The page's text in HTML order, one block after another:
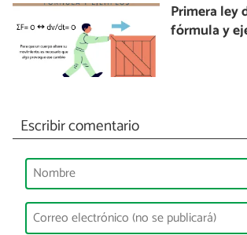
Primera ley
fórmula y
Escribir comentario